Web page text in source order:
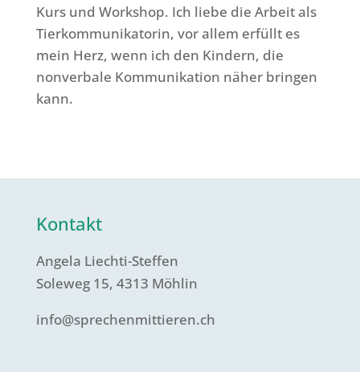
Kurs und Workshop. Ich liebe die Arbeit als
Tierkommunikatorin, vor allem erfüllt es
mein Herz, wenn ich den Kindern, die
nonverbale Kommunikation näher bringen
kann.
Kontakt
Angela Liechti-Steffen
Soleweg 15, 4313 Möhlin
info@sprechenmittieren.ch